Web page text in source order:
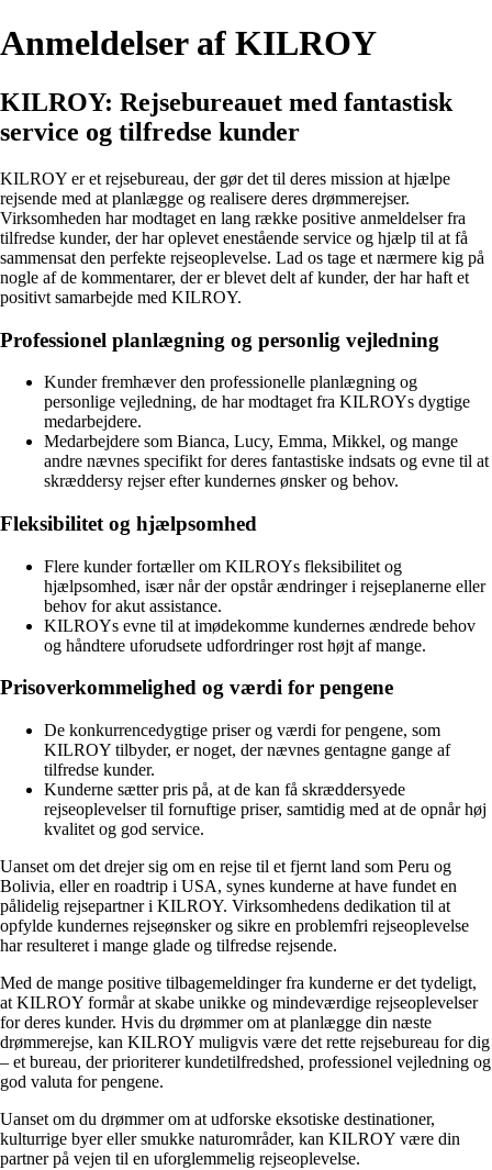
Anmeldelser af KILROY
KILROY: Rejsebureauet med fantastisk
service og tilfredse kunder
KILROY er et rejsebureau, der gør det til deres mission at hjælpe
rejsende med at planlægge og realisere deres drømmerejser.
Virksomheden har modtaget en lang række positive anmeldelser fra
tilfredse kunder, der har oplevet enestående service og hjælp til at få
sammensat den perfekte rejseoplevelse. Lad os tage et nærmere kig på
nogle af de kommentarer, der er blevet delt af kunder, der har haft et
positivt samarbejde med KILROY.
Professionel planlægning og personlig vejledning
Kunder fremhæver den professionelle planlægning og
personlige vejledning, de har modtaget fra KILROYs dygtige
medarbejdere.
Medarbejdere som Bianca, Lucy, Emma, Mikkel, og mange
andre nævnes specifikt for deres fantastiske indsats og evne til at
skræddersy rejser efter kundernes ønsker og behov.
Fleksibilitet og hjælpsomhed
Flere kunder fortæller om KILROYs fleksibilitet og
hjælpsomhed, især når der opstår ændringer i rejseplanerne eller
behov for akut assistance.
KILROYs evne til at imødekomme kundernes ændrede behov
og håndtere uforudsete udfordringer rost højt af mange.
Prisoverkommelighed og værdi for pengene
De konkurrencedygtige priser og værdi for pengene, som
KILROY tilbyder, er noget, der nævnes gentagne gange af
tilfredse kunder.
Kunderne sætter pris på, at de kan få skræddersyede
rejseoplevelser til fornuftige priser, samtidig med at de opnår høj
kvalitet og god service.
Uanset om det drejer sig om en rejse til et fjernt land som Peru og
Bolivia, eller en roadtrip i USA, synes kunderne at have fundet en
pålidelig rejsepartner i KILROY. Virksomhedens dedikation til at
opfylde kundernes rejseønsker og sikre en problemfri rejseoplevelse
har resulteret i mange glade og tilfredse rejsende.
Med de mange positive tilbagemeldinger fra kunderne er det tydeligt,
at KILROY formår at skabe unikke og mindeværdige rejseoplevelser
for deres kunder. Hvis du drømmer om at planlægge din næste
drømmerejse, kan KILROY muligvis være det rette rejsebureau for dig
– et bureau, der prioriterer kundetilfredshed, professionel vejledning og
god valuta for pengene.
Uanset om du drømmer om at udforske eksotiske destinationer,
kulturrige byer eller smukke naturområder, kan KILROY være din
partner på vejen til en uforglemmelig rejseoplevelse.